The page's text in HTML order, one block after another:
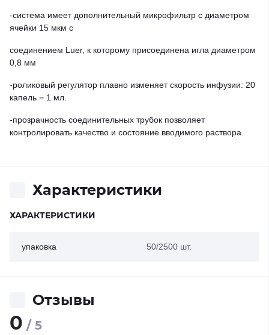
-система имеет дополнительный микрофильтр с диаметром
ячейки 15 мкм с
соединением Luer, к которому присоединена игла диаметром
0,8 мм
-роликовый регулятор плавно изменяет скорость инфузии: 20
капель = 1 мл.
-прозрачность соединительных трубок позволяет
контролировать качество и состояние вводимого раствора.
Характеристики
ХАРАКТЕРИСТИКИ
упаковка 50/2500 шт.
Отзывы
0 / 5